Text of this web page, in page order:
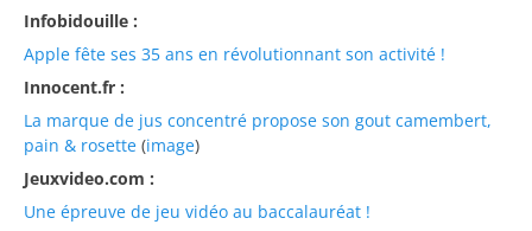
Infobidouille :
Apple fête ses 35 ans en révolutionnant son activité !
Innocent.fr :
La marque de jus concentré propose son gout camembert,
pain & rosette (image)
Jeuxvideo.com :
Une épreuve de jeu vidéo au baccalauréat !